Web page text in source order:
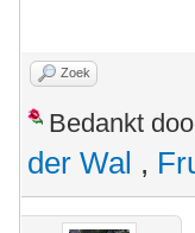
Zoek
Bedankt
der Wal ,